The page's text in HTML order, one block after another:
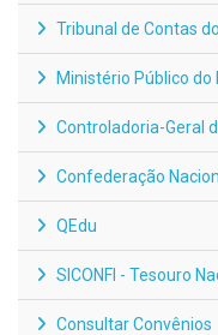
Tribunal de Contas
Ministério Público
Controladoria-Geral
Confederação
QEdu
SICONFI - Tesouro
Consultar Convênios